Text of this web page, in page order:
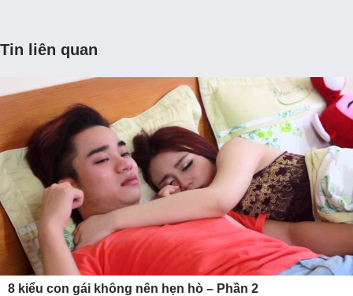
Tin liên quan
8 kiểu con gái không nên hẹn hò – Phần 2